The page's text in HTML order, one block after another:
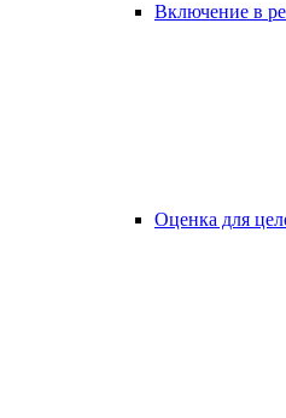
Включение в
Оценка для